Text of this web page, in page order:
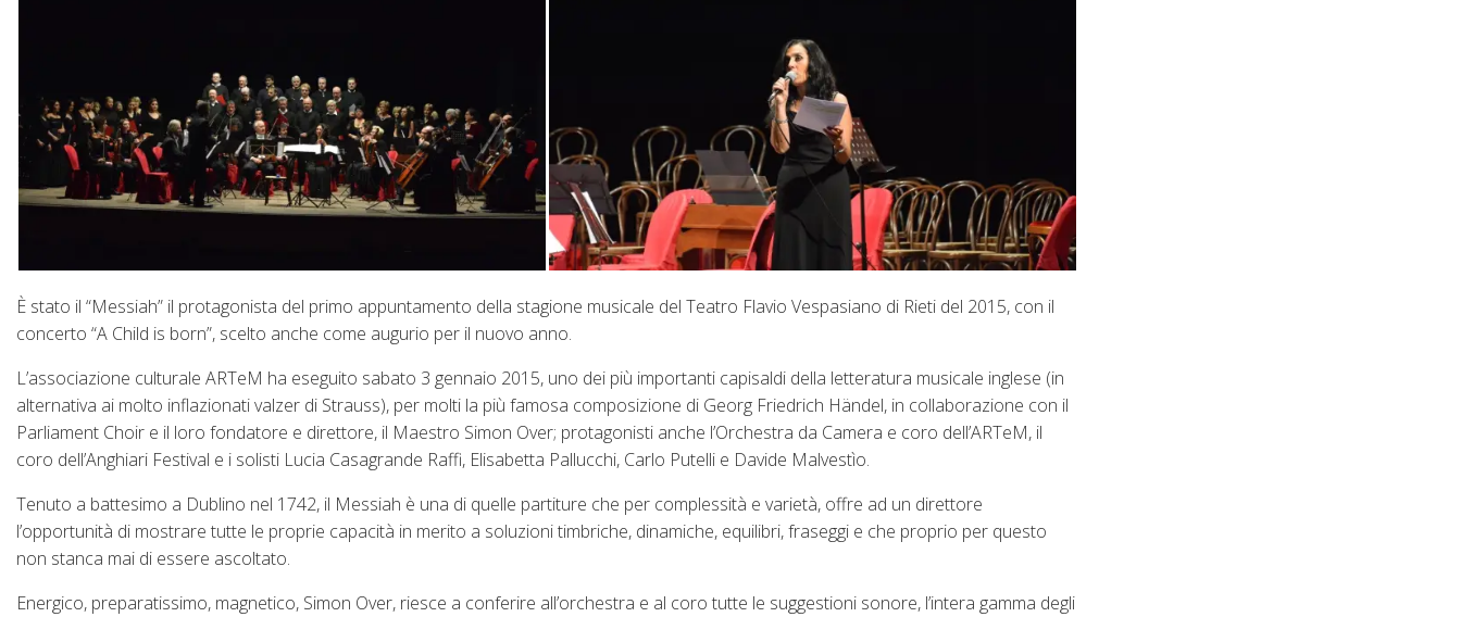
È stato il “Messiah” il protagonista del primo appuntamento della stagione musicale del Teatro Flavio Vespasiano di Rieti del 2015, con il
concerto “A Child is born”, scelto anche come augurio per il nuovo anno.
L’associazione culturale ARTeM ha eseguito sabato 3 gennaio 2015, uno dei più importanti capisaldi della letteratura musicale inglese (in
alternativa ai molto inflazionati valzer di Strauss), per molti la più famosa composizione di Georg Friedrich Händel, in collaborazione con il
Parliament Choir e il loro fondatore e direttore, il Maestro Simon Over; protagonisti anche l’Orchestra da Camera e coro dell’ARTeM, il
coro dell’Anghiari Festival e i solisti Lucia Casagrande Raffi, Elisabetta Pallucchi, Carlo Putelli e Davide Malvestìo.
Tenuto a battesimo a Dublino nel 1742, il Messiah è una di quelle partiture che per complessità e varietà, offre ad un direttore
l’opportunità di mostrare tutte le proprie capacità in merito a soluzioni timbriche, dinamiche, equilibri, fraseggi e che proprio per questo
non stanca mai di essere ascoltato.
Energico, preparatissimo, magnetico, Simon Over, riesce a conferire all’orchestra e al coro tutte le suggestioni sonore, l’intera gamma degli